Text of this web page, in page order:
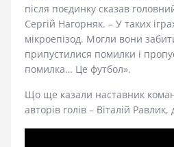
після поєдинку сказав
Сергій Нагорняк. – У таких
мікроепізод. Могли вони
припустилися помилки і
помилка… Це футбол».
Що ще казали наставник
авторів голів – Віталій Равлик,